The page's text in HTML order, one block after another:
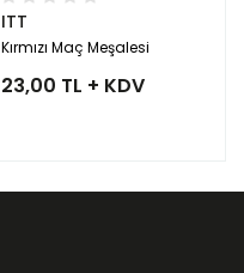
ITT
Kırmızı Maç Meşalesi
23,00 TL + KDV